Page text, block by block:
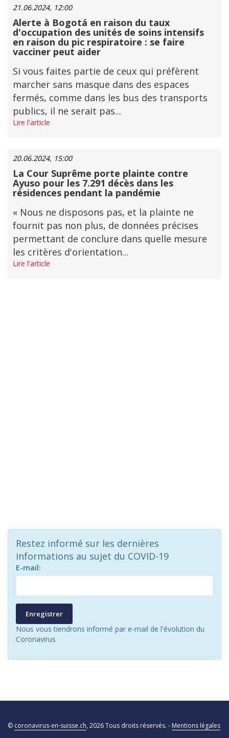
21.06.2024, 12:00
Alerte à Bogotá en raison du taux
d'occupation des unités de soins intensifs
en raison du pic respiratoire : se faire
vacciner peut aider
Si vous faites partie de ceux qui préfèrent
marcher sans masque dans des espaces
fermés, comme dans les bus des transports
publics, il ne serait pas...
Lire l'article
20.06.2024, 15:00
La Cour Suprême porte plainte contre
Ayuso pour les 7.291 décès dans les
résidences pendant la pandémie
« Nous ne disposons pas, et la plainte ne
fournit pas non plus, de données précises
permettant de conclure dans quelle mesure
les critères d'orientation...
Lire l'article
Restez informé sur les dernières
informations au sujet du COVID-19
E-mail:
Enregistrer
Nous vous tiendrons informé par e-mail de l'évolution du
Coronavirus
© coronavirus-en-suisse.ch, 2026 Tous droits réservés. - Mentions légales